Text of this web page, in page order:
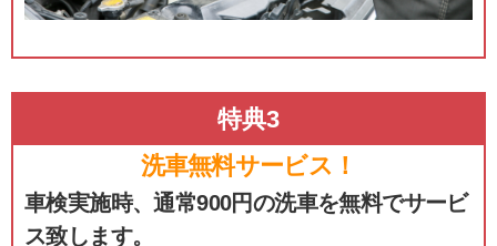
特典3
洗車無料サービス！
車検実施時、通常900円の洗車を無料でサービ
ス致します。